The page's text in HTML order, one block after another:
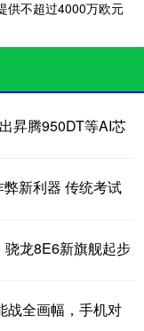
供不超过4000万欧元
昇腾950DT等AI芯
新利器 传统考试
龙8E6新旗舰起步
战全画幅，手机对